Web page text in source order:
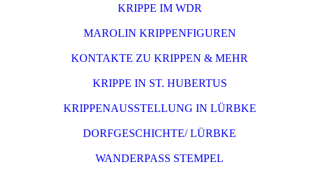
KRIPPE IM WDR
MAROLIN KRIPPENFIGUREN
KONTAKTE ZU KRIPPEN & MEHR
KRIPPE IN ST. HUBERTUS
KRIPPENAUSSTELLUNG IN LÜRBKE
DORFGESCHICHTE/ LÜRBKE
WANDERPASS STEMPEL